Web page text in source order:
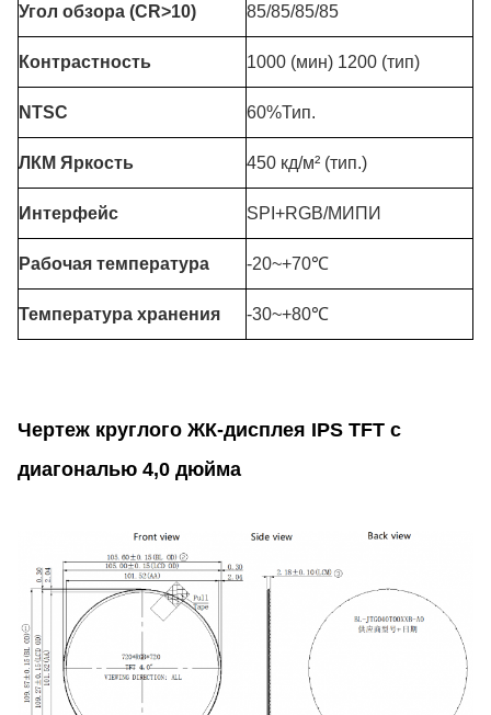
Угол обзора (CR>10) 85/85/85/85
Контрастность 1000 (мин) 1200 (тип)
NTSC 60%Тип.
ЛКМ Яркость 450 кд/м² (тип.)
Интерфейс SPI+RGB/МИПИ
Рабочая температура -20~+70℃
Температура хранения -30~+80℃
Чертеж круглого ЖК-дисплея IPS TFT с
диагональю 4,0 дюйма